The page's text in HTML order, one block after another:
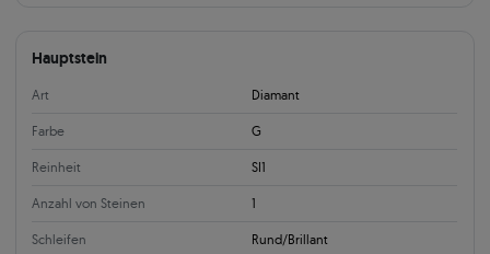
Hauptstein
Art Diamant
Farbe G
Reinheit SI1
Anzahl von Steinen 1
Schleifen Rund/Brillant